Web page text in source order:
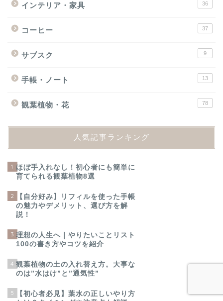
インテリア・家具 36
コーヒー 37
サブスク 9
手帳・ノート 13
観葉植物・花 78
人気記事ランキング
1 ほぼ手入れなし！初心者にも簡単に
育てられる観葉植物8選
2
【自分好み】リフィルを使った手帳
の魅力やデメリット、選び方を解
説！
3 理想の人生へ｜やりたいことリスト
100の書き方やコツを紹介
4 観葉植物の土の入れ替え方。大事な
のは”水はけ”と”通気性”
5
【初心者必見】葉水の正しいやり方